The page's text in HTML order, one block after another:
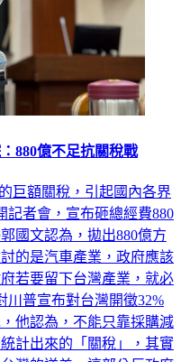
者會，宣布砸總經費880
國文認為，拋出880億方
的是汽車產業，政府應該
若要留下台灣產業，就必
川普宣布對台灣開徵32%
他認為，不能只靠採購減
計出來的「關稅」，其實
灣的逆差，這部分反政府